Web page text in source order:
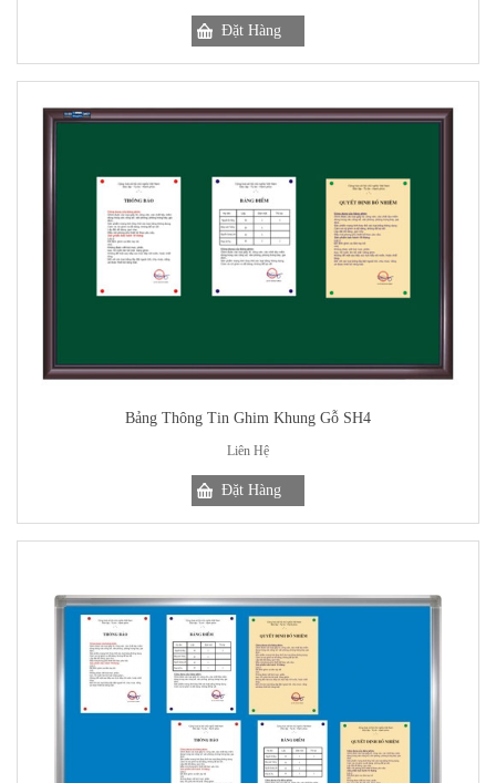
Bảng Thông Tin Ghim Khung Gỗ SH4
Liên Hệ